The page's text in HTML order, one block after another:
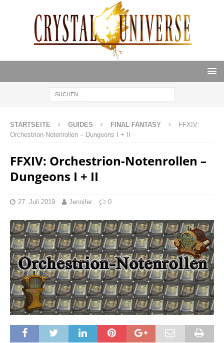
STARTSEITE GUIDES FINAL FANTASY
FFXIV:
Orchestrion-Notenrollen – Dungeons I + II
FFXIV: Orchestrion-Notenrollen –
Dungeons I + II
27. Juli 2019 Jennifer 0